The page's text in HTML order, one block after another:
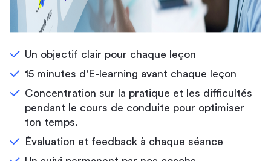
Un objectif clair pour chaque leçon
15 minutes d'E-learning avant chaque leçon
Concentration sur la pratique et les difficultés
pendant le cours de conduite pour optimiser
ton temps.
Évaluation et feedback à chaque séance